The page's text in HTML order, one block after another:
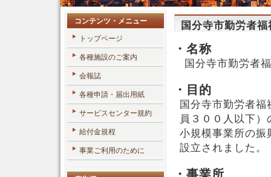
国分寺市勤労者
・名称
国分寺市勤労者
・目的
国分寺市勤労者
員３００人以下
小規模事業所の振
設立されました。
・事業所
コンテンツ・メニュー
トップページ
各種施設のご案内
会報誌
各種申請・届出用紙
サービスセンター規約
給付金規程
事業ご利用のために